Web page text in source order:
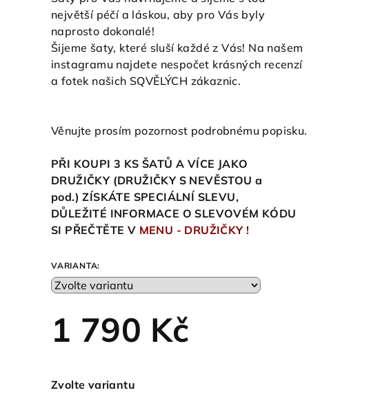
největší péčí a láskou, aby pro Vás byly
naprosto dokonalé!
Šijeme šaty, které sluší každé z Vás! Na našem
instagramu najdete nespočet krásných recenzí
a fotek našich SQVĚLÝCH zákaznic.
Věnujte prosím pozornost podrobnému popisku.
PŘI KOUPI 3 KS ŠATŮ A VÍCE JAKO
DRUŽIČKY (DRUŽIČKY S NEVĚSTOU a
pod.) ZÍSKÁTE SPECIÁLNÍ SLEVU,
DŮLEŽITÉ INFORMACE O SLEVOVÉM KÓDU
SI PŘEČTĚTE V MENU - DRUŽIČKY !
VARIANTA:
1 790 Kč
cena:
Zvolte variantu